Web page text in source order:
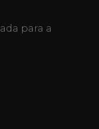
para a